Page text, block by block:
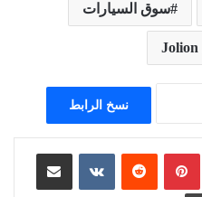
سوق السيارات
نسخ الرابط
بينتيريست
‏Reddit
‏VKontakte مشاركة عبر البريد
طباعة